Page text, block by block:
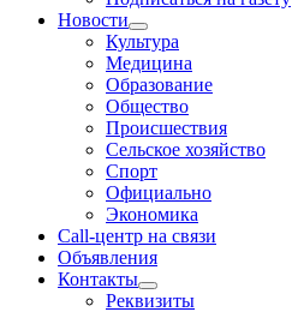
Новости
Культура
Медицина
Образование
Общество
Происшествия
Сельское хозяйство
Спорт
Официально
Экономика
Call-центр на связи
Объявления
Контакты
Реквизиты